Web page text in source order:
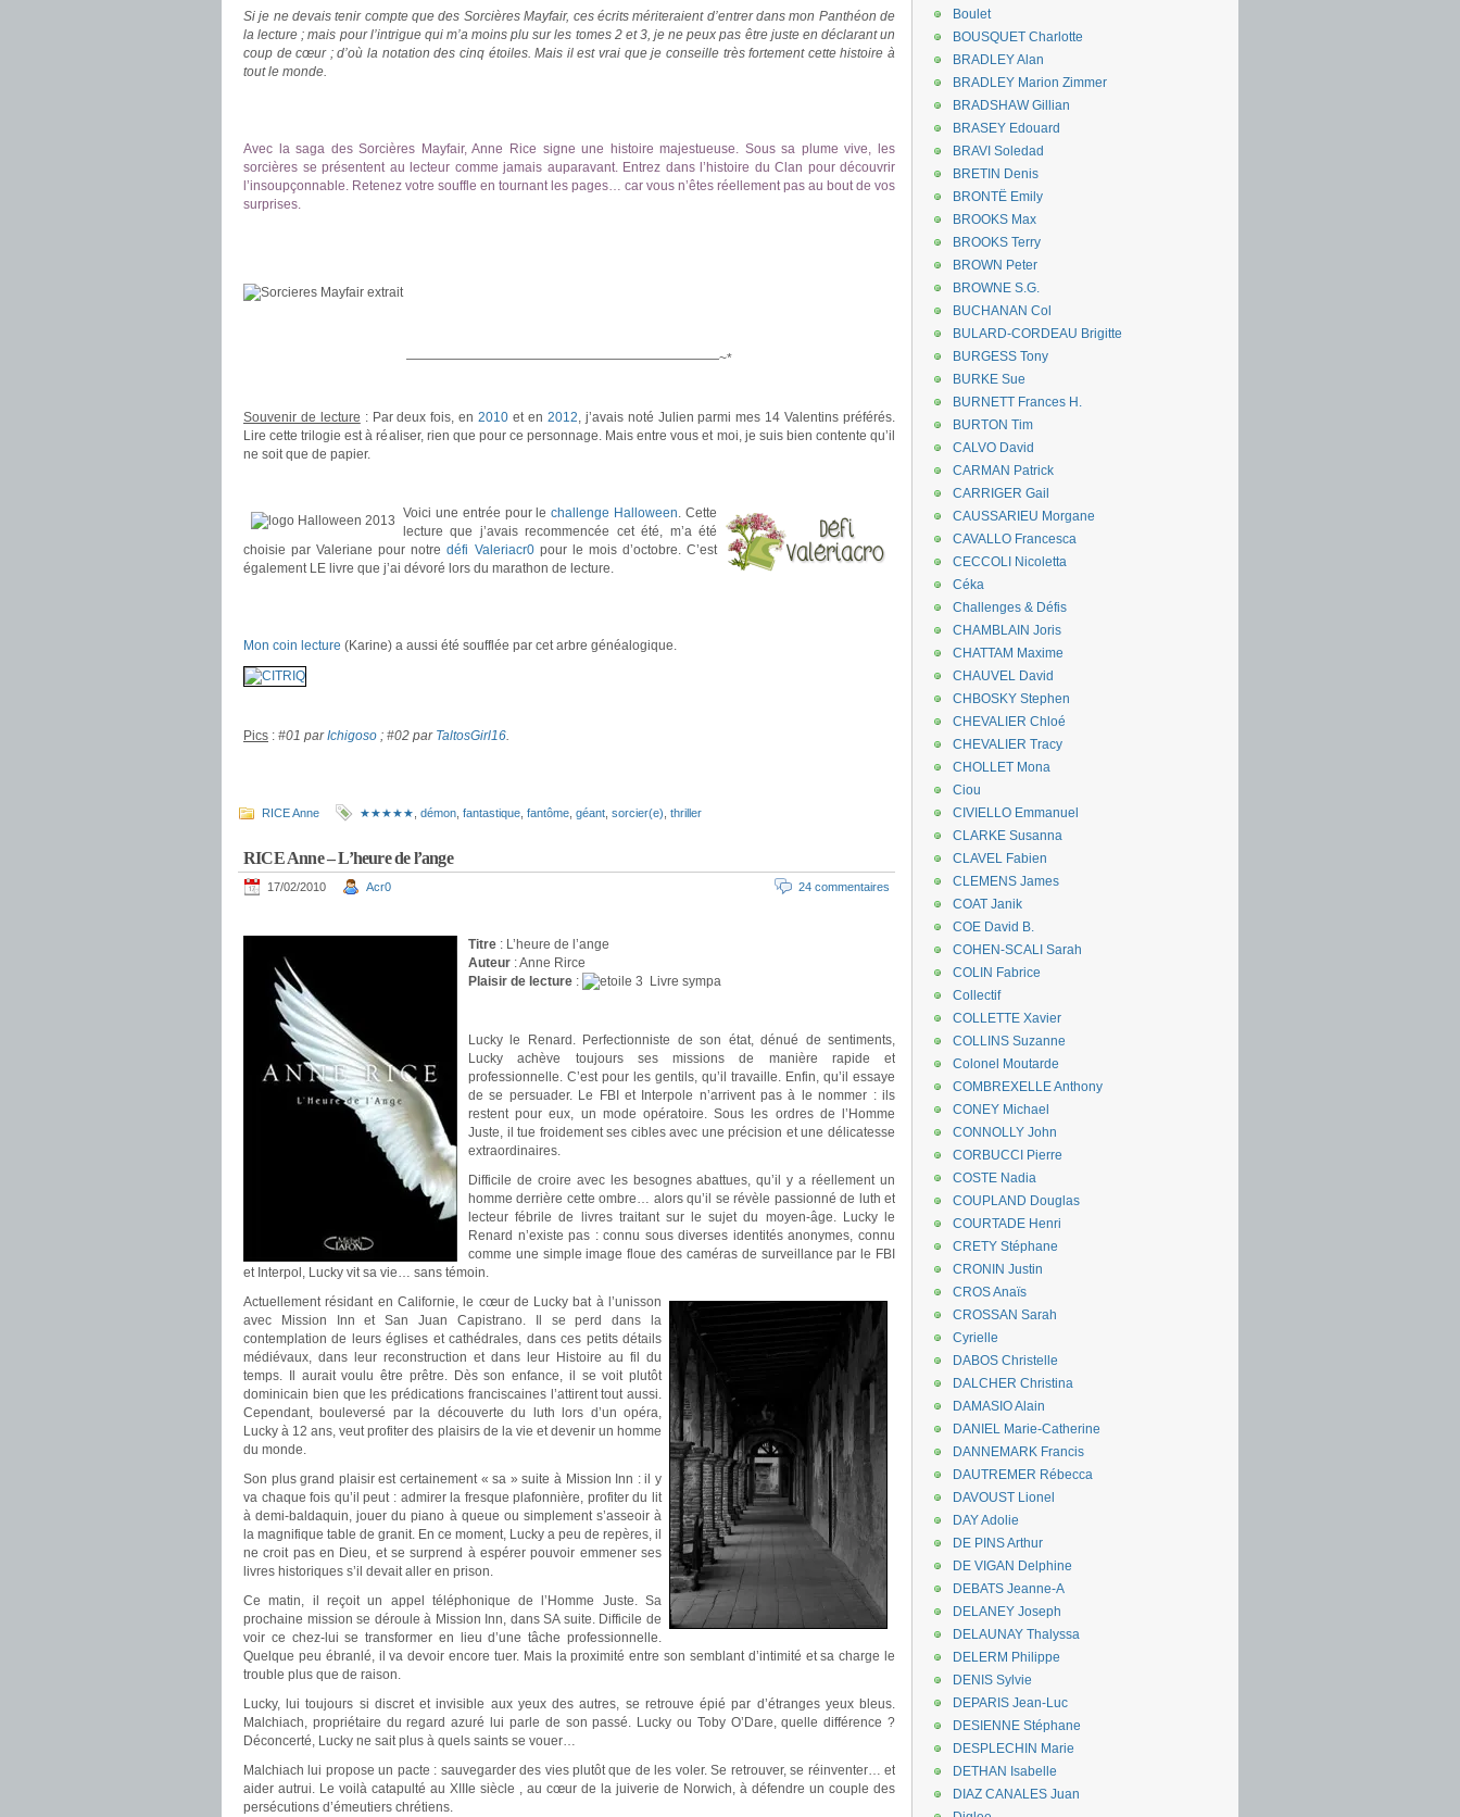
Si je ne devais tenir compte que des Sorcières Mayfair, ces écrits mériteraient d’entrer dans mon Panthéon de
la lecture ; mais pour l’intrigue qui m’a moins plu sur les tomes 2 et 3, je ne peux pas être juste en déclarant un
coup de cœur ; d’où la notation des cinq étoiles. Mais il est vrai que je conseille très fortement cette histoire à
tout le monde.
Avec la saga des Sorcières Mayfair, Anne Rice signe une histoire majestueuse. Sous sa plume vive, les
sorcières se présentent au lecteur comme jamais auparavant. Entrez dans l’histoire du Clan pour découvrir
l’insoupçonnable. Retenez votre souffle en tournant les pages… car vous n’êtes réellement pas au bout de vos
surprises.
————————————————————————~*
Souvenir de lecture : Par deux fois, en2010 et en 2012, j’avais noté Julien parmi mes 14 Valentins préférés.
Lire cette trilogie est à réaliser, rien que pour ce personnage. Mais entre vous et moi, je suis bien contente qu’il
ne soit que de papier.
Voici une entrée pour lechallenge Halloween. Cette
lecture que j’avais recommencée cet été, m’a été
choisie par Valeriane pour notredéfi Valeriacr0pour le mois d’octobre. C’est
également LE livre que j’ai dévoré lors du marathon de lecture.
Mon coin lecture (Karine) a aussi été soufflée par cet arbre généalogique.
Pics : #01 parIchigoso ; #02 par TaltosGirl16.
RICE Anne ★★★★★ démon fantastique fantôme géant sorcier(e) thriller
RICE Anne – L’heure de l’ange
17/02/2010 Acr0 24 commentaires
Titre : L’heure de l’ange
Auteur : Anne Rirce
Plaisir de lecture :
Livre sympa
Lucky le Renard. Perfectionniste de son état, dénué de sentiments,
Lucky achève toujours ses missions de manière rapide et
professionnelle. C’est pour les gentils, qu’il travaille. Enfin, qu’il essaye
de se persuader. Le FBI et Interpole n’arrivent pas à le nommer : ils
restent pour eux, un mode opératoire. Sous les ordres de l’Homme
Juste, il tue froidement ses cibles avec une précision et une délicatesse
extraordinaires.
Difficile de croire avec les besognes abattues, qu’il y a réellement un
homme derrière cette ombre… alors qu’il se révèle passionné de luth et
lecteur fébrile de livres traitant sur le sujet du moyen-âge. Lucky le
Renard n’existe pas : connu sous diverses identités anonymes, connu
comme une simple image floue des caméras de surveillance par le FBI
et Interpol, Lucky vit sa vie… sans témoin.
Actuellement résidant en Californie, le cœur de Lucky bat à l’unisson
avec Mission Inn et San Juan Capistrano. Il se perd dans la
contemplation de leurs églises et cathédrales, dans ces petits détails
médiévaux, dans leur reconstruction et dans leur Histoire au fil du
temps. Il aurait voulu être prêtre. Dès son enfance, il se voit plutôt
dominicain bien que les prédications franciscaines l’attirent tout aussi.
Cependant, bouleversé par la découverte du luth lors d’un opéra,
Lucky à 12 ans, veut profiter des plaisirs de la vie et devenir un homme
du monde.
Son plus grand plaisir est certainement « sa » suite à Mission Inn : il y
va chaque fois qu’il peut : admirer la fresque plafonnière, profiter du lit
à demi-baldaquin, jouer du piano à queue ou simplement s’asseoir à
la magnifique table de granit. En ce moment, Lucky a peu de repères, il
ne croit pas en Dieu, et se surprend à espérer pouvoir emmener ses
livres historiques s’il devait aller en prison.
Ce matin, il reçoit un appel téléphonique de l’Homme Juste. Sa
prochaine mission se déroule à Mission Inn, dans SA suite. Difficile de
voir ce chez-lui se transformer en lieu d’une tâche professionnelle.
Quelque peu ébranlé, il va devoir encore tuer. Mais la proximité entre son semblant d’intimité et sa charge le
trouble plus que de raison.
Lucky, lui toujours si discret et invisible aux yeux des autres, se retrouve épié par d’étranges yeux bleus.
Malchiach, propriétaire du regard azuré lui parle de son passé. Lucky ou Toby O’Dare, quelle différence ?
Déconcerté, Lucky ne sait plus à quels saints se vouer…
Malchiach lui propose un pacte : sauvegarder des vies plutôt que de les voler. Se retrouver, se réinventer… et
aider autrui. Le voilà catapulté au XIIIe siècle , au cœur de la juiverie de Norwich, à défendre un couple des
persécutions d’émeutiers chrétiens.
Boulet
BOUSQUET Charlotte
BRADLEY Alan
BRADLEY Marion Zimmer
BRADSHAW Gillian
BRASEY Edouard
BRAVI Soledad
BRETIN Denis
BRONTË Emily
BROOKS Max
BROOKS Terry
BROWN Peter
BROWNE S.G.
BUCHANAN Col
BULARD-CORDEAU Brigitte
BURGESS Tony
BURKE Sue
BURNETT Frances H.
BURTON Tim
CALVO David
CARMAN Patrick
CARRIGER Gail
CAUSSARIEU Morgane
CAVALLO Francesca
CECCOLI Nicoletta
Céka
Challenges & Défis
CHAMBLAIN Joris
CHATTAM Maxime
CHAUVEL David
CHBOSKY Stephen
CHEVALIER Chloé
CHEVALIER Tracy
CHOLLET Mona
Ciou
CIVIELLO Emmanuel
CLARKE Susanna
CLAVEL Fabien
CLEMENS James
COAT Janik
COE David B.
COHEN-SCALI Sarah
COLIN Fabrice
Collectif
COLLETTE Xavier
COLLINS Suzanne
Colonel Moutarde
COMBREXELLE Anthony
CONEY Michael
CONNOLLY John
CORBUCCI Pierre
COSTE Nadia
COUPLAND Douglas
COURTADE Henri
CRETY Stéphane
CRONIN Justin
CROS Anaïs
CROSSAN Sarah
Cyrielle
DABOS Christelle
DALCHER Christina
DAMASIO Alain
DANIEL Marie-Catherine
DANNEMARK Francis
DAUTREMER Rébecca
DAVOUST Lionel
DAY Adolie
DE PINS Arthur
DE VIGAN Delphine
DEBATS Jeanne-A
DELANEY Joseph
DELAUNAY Thalyssa
DELERM Philippe
DENIS Sylvie
DEPARIS Jean-Luc
DESIENNE Stéphane
DESPLECHIN Marie
DETHAN Isabelle
DIAZ CANALES Juan